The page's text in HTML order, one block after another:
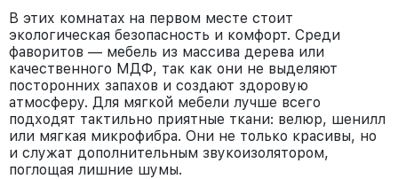
В этих комнатах на первом месте стоит
экологическая безопасность и комфорт. Среди
фаворитов — мебель из массива дерева или
качественного МДФ, так как они не выделяют
посторонних запахов и создают здоровую
атмосферу. Для мягкой мебели лучше всего
подходят тактильно приятные ткани: велюр, шенилл
или мягкая микрофибра. Они не только красивы, но
и служат дополнительным звукоизолятором,
поглощая лишние шумы.